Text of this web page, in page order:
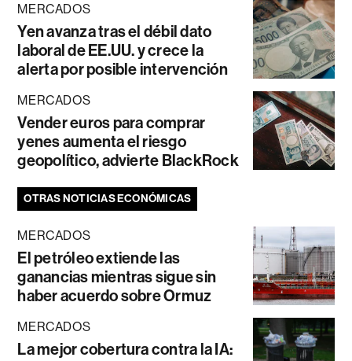
MERCADOS
Yen avanza tras el débil dato
laboral de EE.UU. y crece la
alerta por posible intervención
MERCADOS
Vender euros para comprar
yenes aumenta el riesgo
geopolítico, advierte BlackRock
OTRAS NOTICIAS ECONÓMICAS
MERCADOS
El petróleo extiende las
ganancias mientras sigue sin
haber acuerdo sobre Ormuz
MERCADOS
La mejor cobertura contra la IA: